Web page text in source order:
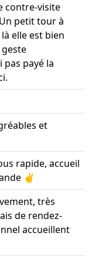
contre-visite
petit tour à
elle est bien
geste
pas payé la
et
rapide, accueil
✌️
très
de rendez-
accueillent